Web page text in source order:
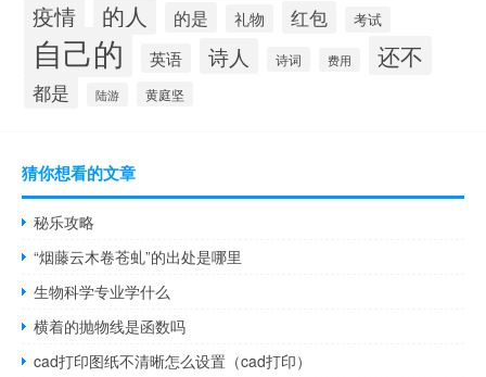
疫情 的人 的是 礼物 红包 考试
自己的 英语 诗人 诗词 费用 还不
都是 陆游 黄庭坚
猜你想看的文章
秘乐攻略
“烟藤云木卷苍虬”的出处是哪里
生物科学专业学什么
横着的抛物线是函数吗
cad打印图纸不清晰怎么设置（cad打印）